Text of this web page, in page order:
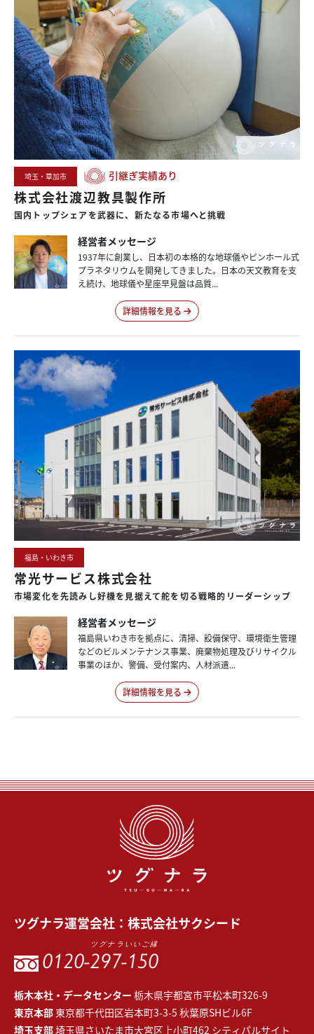
埼玉・草加市 引継ぎ実績あり
株式会社渡辺教具製作所
国内 トップシェアを武器に、 新たなる市場へと挑戦
経営者メッセージ
1937年に創業し、日本初の本格的な地球儀やピンホール式
プラネタリウムを開発してきました。日本の天文教育を支
え続け、地球儀や星座早見盤は品質...
詳細情報を見る
福島・いわき市
常光サービス株式会社
市場変化を先読みし好機を 見据えて舵を切る戦略的 リーダーシップ
経営者メッセージ
福島県いわき市を拠点に、清掃、設備保守、環境衛生管理
などのビルメンテナンス事業、廃棄物処理及びリサイクル
事業のほか、警備、受付案内、人材派遣...
詳細情報を見る
ツグナラ運営会社： 株式会社サクシード
0120-297-150
ツグナラいいご縁
栃木本社・データセンター 栃木県宇都宮市平松本町326-9
東京本部 東京都千代田区岩本町3-3-5 秋葉原SHビル6F
埼玉支部埼玉県さいたま市大宮区上小町462 シティパルサイト